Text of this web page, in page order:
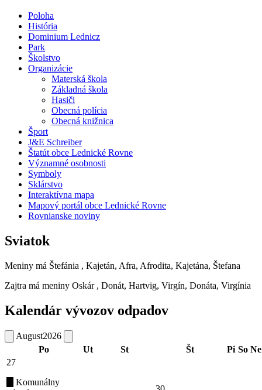
Poloha
História
Dominium Lednicz
Park
Školstvo
Organizácie
Materská škola
Základná škola
Hasiči
Obecná polícia
Obecná knižnica
Šport
J&E Schreiber
Štatút obce Lednické Rovne
Významné osobnosti
Symboly
Sklárstvo
Interaktívna mapa
Mapový portál obce Lednické Rovne
Rovnianske noviny
Sviatok
Meniny má Štefánia , Kajetán, Afra, Afrodita, Kajetána, Štefana
Zajtra má meniny Oskár , Donát, Hartvig, Virgín, Donáta, Virgínia
Kalendár vývozov odpadov
August2026
Po
Ut St Št Pi So Ne
27
Komunálny